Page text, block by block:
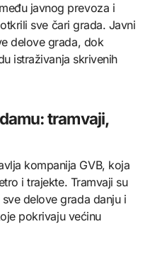
javnog prevoza i
sve čari grada. Javni
delove grada, dok
istraživanja skrivenih
tramvaji,
kompanija GVB, koja
i trajekte. Tramvaji su
delove grada danju i
pokrivaju većinu